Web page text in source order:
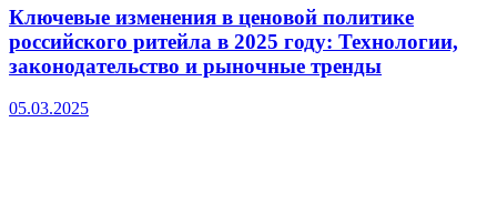
Ключевые изменения в ценовой политике
российского ритейла в 2025 году: Технологии,
законодательство и рыночные тренды
05.03.2025